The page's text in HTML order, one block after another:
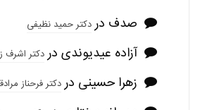
صدف دردکتر حمید نظیفی
آزاده عیدیوندی دردکتر اشرف
زهرا حسینی دردکتر فرحناز